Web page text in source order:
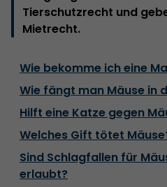
Tierschutzrecht und
Mietrecht.
Wie bekomme ich eine
Wie fängt man Mäuse in
Hilft eine Katze gegen
Welches Gift tötet
Sind Schlagfallen für
erlaubt?